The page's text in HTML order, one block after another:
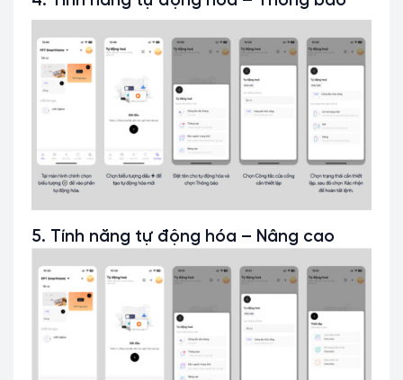
5. Tính năng tự động hóa – Nâng cao